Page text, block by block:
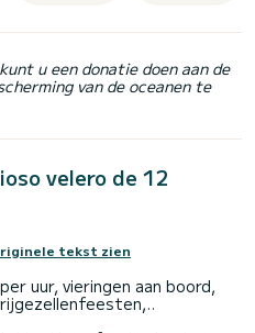
u een donatie doen aan de
van de oceanen te
velero de 12
tekst zien
uur, vieringen aan boord,